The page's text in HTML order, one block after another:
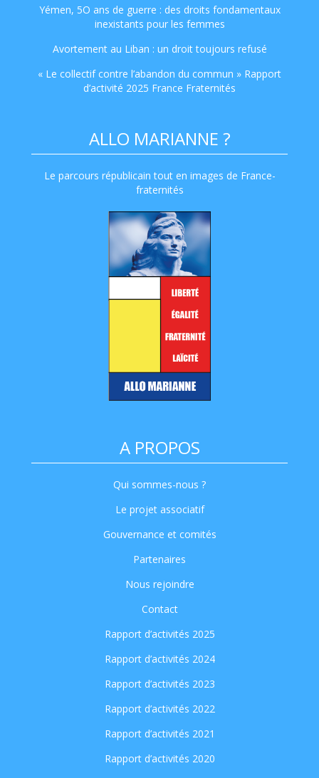
Yémen, 5O ans de guerre : des droits fondamentaux
inexistants pour les femmes
Avortement au Liban : un droit toujours refusé
« Le collectif contre l’abandon du commun » Rapport
d’activité 2025 France Fraternités
ALLO MARIANNE ?
Le parcours républicain tout en images de France-
fraternités
A PROPOS
Qui sommes-nous ?
Le projet associatif
Gouvernance et comités
Partenaires
Nous rejoindre
Contact
Rapport d’activités 2025
Rapport d’activités 2024
Rapport d’activités 2023
Rapport d’activités 2022
Rapport d’activités 2021
Rapport d’activités 2020